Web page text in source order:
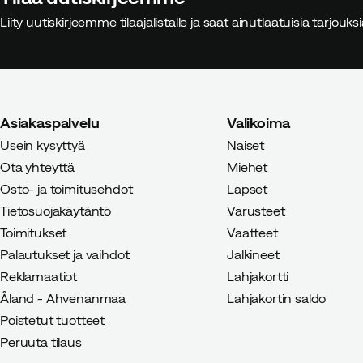
Liity uutiskirjeemme tilaajalistalle ja saat ainutlaatuisia
Asiakaspalvelu
Usein kysyttyä
Ota yhteyttä
Osto- ja toimitusehdot
Tietosuojakäytäntö
Toimitukset
Palautukset ja vaihdot
Reklamaatiot
Åland - Ahvenanmaa
Poistetut tuotteet
Peruuta tilaus
Valikoima
Naiset
Miehet
Lapset
Varusteet
Vaatteet
Jalkineet
Lahjakortti
Lahjakortin saldo